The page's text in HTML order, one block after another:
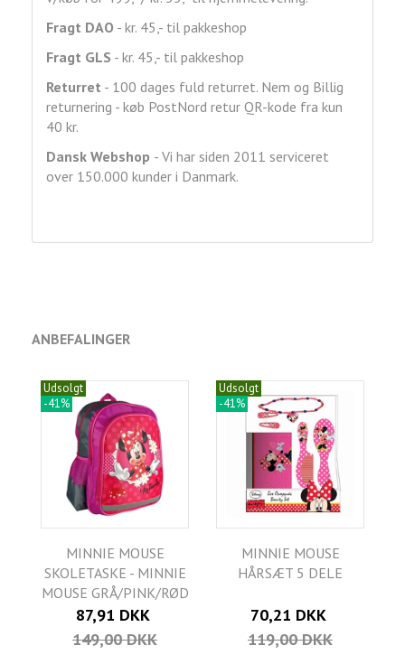
Fragt DAO - kr. 45,- til pakkeshop
Fragt GLS - kr. 45,- til pakkeshop
Returret - 100 dages fuld returret. Nem og Billig
returnering - køb PostNord retur QR-kode fra kun
40 kr.
Dansk Webshop - Vi har siden 2011 serviceret
over 150.000 kunder i Danmark.
ANBEFALINGER
Udsolgt
-41%
MINNIE MOUSE
SKOLETASKE - MINNIE
MOUSE GRÅ/PINK/RØD
87,91 DKK
149,00 DKK
Udsolgt
-41%
MINNIE MOUSE
HÅRSÆT 5 DELE
70,21 DKK
119,00 DKK